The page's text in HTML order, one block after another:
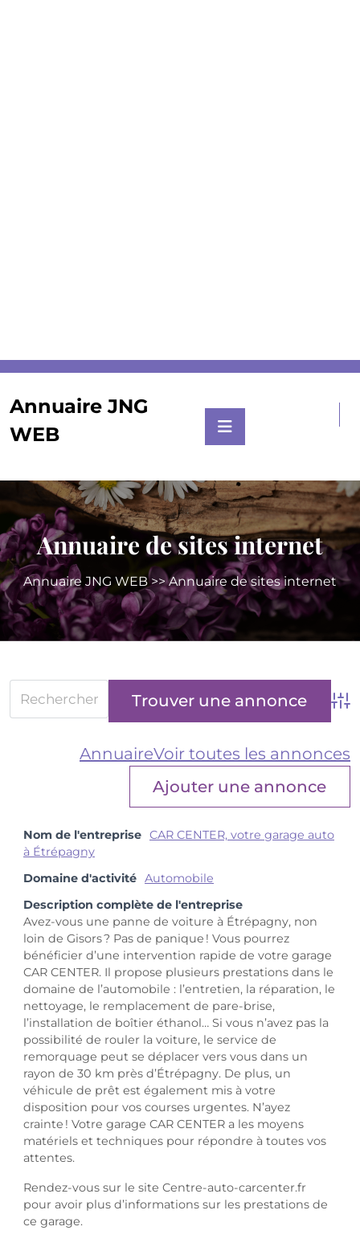
content
Annuaire JNG
WEB
Annuaire de sites internet
Annuaire JNG WEB>> Annuaire de sites internet
AnnuaireVoir toutes les annonces
Ajouter une annonce
Nom de l'entreprise CAR CENTER, votre garage auto
à Étrépagny
Domaine d'activité Automobile
Description complète de l'entreprise
Avez-vous une panne de voiture à Étrépagny, non
loin de Gisors ? Pas de panique ! Vous pourrez
bénéficier d’une intervention rapide de votre garage
CAR CENTER. Il propose plusieurs prestations dans le
domaine de l’automobile : l’entretien, la réparation, le
nettoyage, le remplacement de pare-brise,
l’installation de boîtier éthanol… Si vous n’avez pas la
possibilité de rouler la voiture, le service de
remorquage peut se déplacer vers vous dans un
rayon de 30 km près d’Étrépagny. De plus, un
véhicule de prêt est également mis à votre
disposition pour vos courses urgentes. N’ayez
crainte ! Votre garage CAR CENTER a les moyens
matériels et techniques pour répondre à toutes vos
attentes.
Rendez-vous sur le site Centre-auto-carcenter.fr
pour avoir plus d’informations sur les prestations de
ce garage.